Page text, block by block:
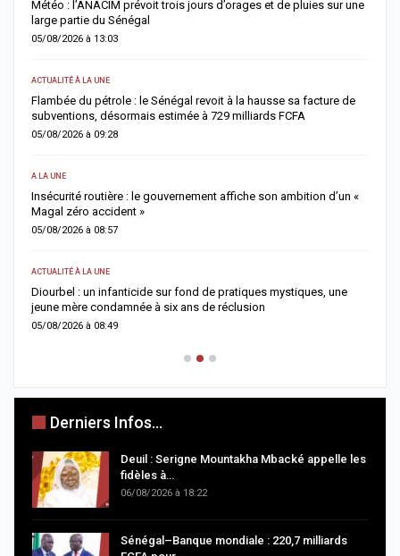
Météo : l’ANACIM prévoit trois jours d’orages et de pluies sur une
large partie du Sénégal
05/08/2026 à 13:03
ACTUALITÉ À LA UNE
Flambée du pétrole : le Sénégal revoit à la hausse sa facture de
subventions, désormais estimée à 729 milliards FCFA
05/08/2026 à 09:28
A LA UNE
Insécurité routière : le gouvernement affiche son ambition d’un «
Magal zéro accident »
05/08/2026 à 08:57
ACTUALITÉ À LA UNE
Diourbel : un infanticide sur fond de pratiques mystiques, une
jeune mère condamnée à six ans de réclusion
05/08/2026 à 08:49
Derniers Infos...
Deuil : Serigne Mountakha Mbacké appelle les
fidèles à…
06/08/2026 à 18:22
Sénégal–Banque mondiale : 220,7 milliards